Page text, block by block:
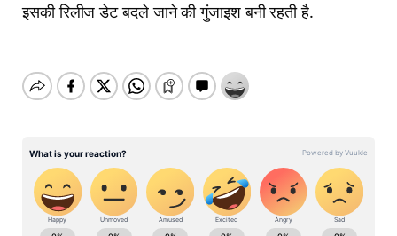
इसकी रिलीज डेट बदले जाने की गुंजाइश बनी रहती है.